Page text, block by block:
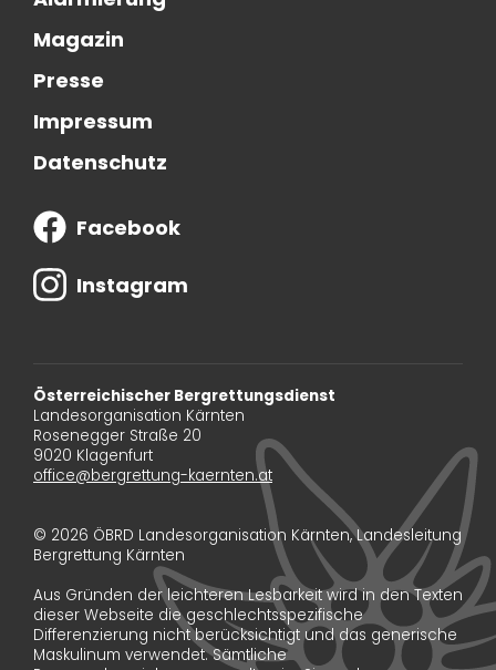
Magazin
Presse
Impressum
Datenschutz
Facebook
Instagram
Österreichischer Bergrettungsdienst
Landesorganisation Kärnten
Rosenegger Straße 20
9020 Klagenfurt
office@bergrettung-kaernten.at
© 2026 ÖBRD Landesorganisation Kärnten, Landesleitung
Bergrettung Kärnten
Aus Gründen der leichteren Lesbarkeit wird in den Texten
dieser Webseite die geschlechtsspezifische
Differenzierung nicht berücksichtigt und das generische
Maskulinum verwendet. Sämtliche